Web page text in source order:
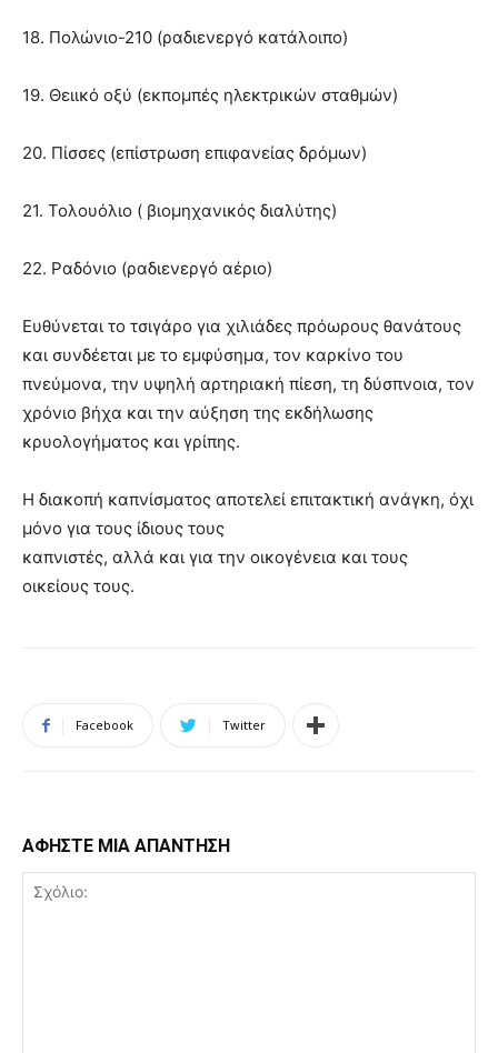
18. Πολώνιο-210 (ραδιενεργό κατάλοιπο)
19. Θειικό οξύ (εκπομπές ηλεκτρικών σταθμών)
20. Πίσσες (επίστρωση επιφανείας δρόμων)
21. Τολουόλιο ( βιομηχανικός διαλύτης)
22. Ραδόνιο (ραδιενεργό αέριο)
Ευθύνεται το τσιγάρο για χιλιάδες πρόωρους θανάτους
και συνδέεται με το εμφύσημα, τον καρκίνο του
πνεύμονα, την υψηλή αρτηριακή πίεση, τη δύσπνοια, τον
χρόνιο βήχα και την αύξηση της εκδήλωσης
κρυολογήματος και γρίπης.
Η διακοπή καπνίσματος αποτελεί επιτακτική ανάγκη, όχι
μόνο για τους ίδιους τους
καπνιστές, αλλά και για την οικογένεια και τους
οικείους τους.
Facebook Twitter
ΑΦΗΣΤΕ ΜΙΑ ΑΠΑΝΤΗΣΗ